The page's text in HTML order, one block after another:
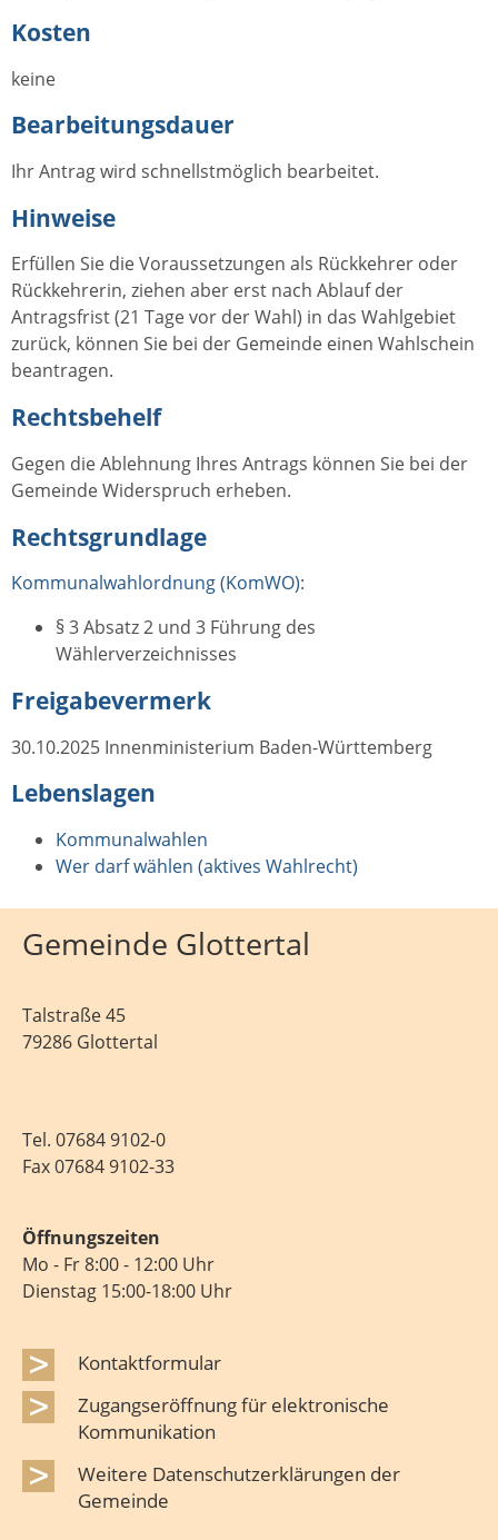
Kosten
keine
Bearbeitungsdauer
Ihr Antrag wird schnellstmöglich bearbeitet.
Hinweise
Erfüllen Sie die Voraussetzungen als Rückkehrer oder
Rückkehrerin, ziehen aber erst nach Ablauf der
Antragsfrist (21 Tage vor der Wahl) in das Wahlgebiet
zurück, können Sie bei der Gemeinde einen Wahlschein
beantragen.
Rechtsbehelf
Gegen die Ablehnung Ihres Antrags können Sie bei der
Gemeinde Widerspruch erheben.
Rechtsgrundlage
Kommunalwahlordnung (KomWO):
§ 3 Absatz 2 und 3 Führung des
Wählerverzeichnisses
Freigabevermerk
30.10.2025 Innenministerium Baden-Württemberg
Lebenslagen
Kommunalwahlen
Wer darf wählen (aktives Wahlrecht)
Gemeinde Glottertal
Talstraße 45
79286 Glottertal
Tel. 07684 9102-0
Fax 07684 9102-33
Öffnungszeiten
Mo - Fr 8:00 - 12:00 Uhr
Dienstag 15:00-18:00 Uhr
Kontaktformular
Zugangseröffnung für elektronische
Kommunikation
Weitere Datenschutzerklärungen der
Gemeinde